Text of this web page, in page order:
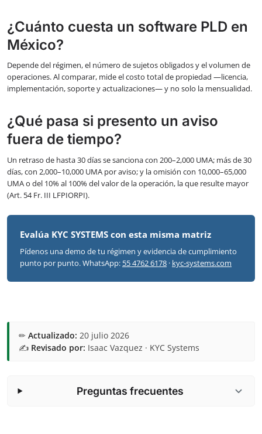
¿Cuánto cuesta un software PLD en
México?
Depende del régimen, el número de sujetos obligados y el volumen de
operaciones. Al comparar, mide el costo total de propiedad —licencia,
implementación, soporte y actualizaciones— y no solo la mensualidad.
¿Qué pasa si presento un aviso
fuera de tiempo?
Un retraso de hasta 30 días se sanciona con 200–2,000 UMA; más de 30
días, con 2,000–10,000 UMA por aviso; y la omisión con 10,000–65,000
UMA o del 10% al 100% del valor de la operación, la que resulte mayor
(Art. 54 Fr. III LFPIORPI).
Evalúa KYC SYSTEMS con esta misma matriz
Pídenos una demo de tu régimen y evidencia de cumplimiento
punto por punto. WhatsApp: 55 4762 6178 · kyc-systems.com
✏ Actualizado: 20 julio 2026
✍️ Revisado por: Isaac Vazquez · KYC Systems
Preguntas frecuentes